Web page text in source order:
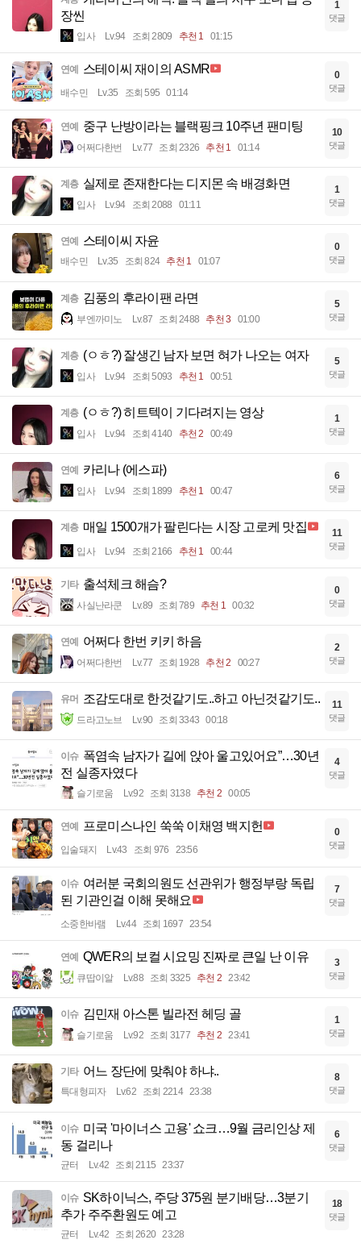
장씬
입사 Lv.94 조회 2809 추천 1 01:15
1
댓글
연예 스테이씨 재이의 ASMR
배수민 Lv.35 조회 595 01:14
0
댓글
연예 중구 난방이라는 블랙핑크 10주년 팬미팅
어쩌다한번 Lv.77 조회 2326 추천 1 01:14
10
댓글
계층 실제로 존재한다는 디지몬 속 배경화면
입사 Lv.94 조회 2088 01:11
1
댓글
연예 스테이씨 자윤
배수민 Lv.35 조회 824 추천 1 01:07
0
댓글
계층 김풍의 후라이팬 라면
부엔까미노 Lv.87 조회 2488 추천 3 01:00
5
댓글
계층 (ㅇㅎ?) 잘생긴 남자 보면 혀가 나오는 여자
입사 Lv.94 조회 5093 추천 1 00:51
5
댓글
계층 (ㅇㅎ?) 히트텍이 기다려지는 영상
입사 Lv.94 조회 4140 추천 2 00:49
1
댓글
연예 카리나 (에스파)
입사 Lv.94 조회 1899 추천 1 00:47
6
댓글
계층 매일 1500개가 팔린다는 시장 고로케 맛집
입사 Lv.94 조회 2166 추천 1 00:44
11
댓글
기타 출석체크 해슴?
사실난라쿤 Lv.89 조회 789 추천 1 00:32
0
댓글
연예 어쩌다 한번 키키 하음
어쩌다한번 Lv.77 조회 1928 추천 2 00:27
2
댓글
유머 조감도대로 한것같기도..하고 아닌것같기도..
드라고노브 Lv.90 조회 3343 00:18
11
댓글
이슈 폭염속 남자가 길에 앉아 울고있어요”…30년
전 실종자였다
슬기로움 Lv.92 조회 3138 추천 2 00:05
4
댓글
연예 프로미스나인 쑥쑥 이채영 백지헌
입술돼지 Lv.43 조회 976 23:56
0
댓글
이슈 여러분 국회의원도 선관위가 행정부랑 독립
된 기관인걸 이해 못해요
소중한바램 Lv.44 조회 1697 23:54
7
댓글
연예 QWER의 보컬 시요밍 진짜로 큰일 난 이유
큐땁이알 Lv.88 조회 3325 추천 2 23:42
3
댓글
이슈 김민재 아스톤 빌라전 헤딩 골
슬기로움 Lv.92 조회 3177 추천 2 23:41
1
댓글
기타 어느 장단에 맞춰야 하냐..
특대형피자 Lv.62 조회 2214 23:38
8
댓글
이슈 미국 '마이너스 고용' 쇼크…9월 금리인상 제
동 걸리나
균터 Lv.42 조회 2115 23:37
6
댓글
이슈 SK하이닉스, 주당 375원 분기배당…3분기
추가 주주환원도 예고
균터 Lv.42 조회 2620 23:28
18
댓글